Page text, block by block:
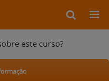
este curso?